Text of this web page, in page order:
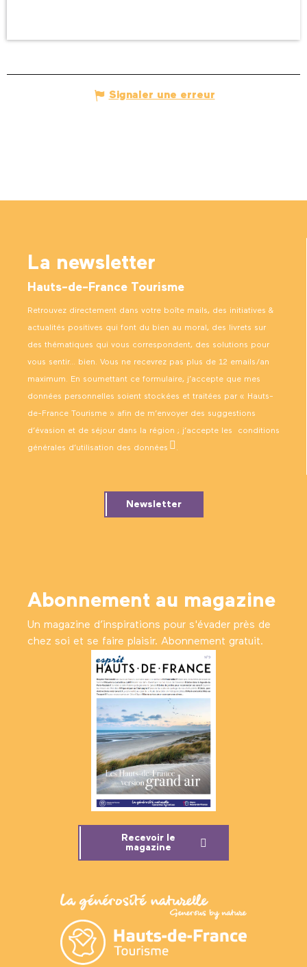
Signaler une erreur
La newsletter
Hauts-de-France Tourisme
Retrouvez directement dans votre boîte mails, des initiatives &
actualités positives qui font du bien au moral, des livrets sur
des thématiques qui vous correspondent, des solutions pour
vous sentir… bien. Vous ne recevrez pas plus de 12 emails/an
maximum. En soumettant ce formulaire, j’accepte que mes
données personnelles soient stockées et traitées par « Hauts-
de-France Tourisme » afin de m’envoyer des suggestions
d’évasion et de séjour dans la région ; j’accepte les conditions
générales d’utilisation des données .
Newsletter
Abonnement au magazine
Un magazine d’inspirations pour s'évader près de
chez soi et se faire plaisir. Abonnement gratuit.
Recevoir le
magazine